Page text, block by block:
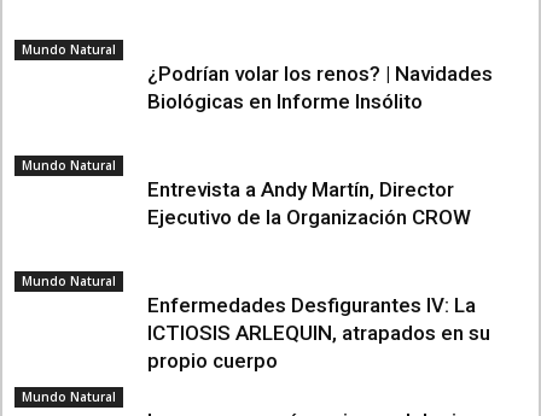
Mundo Natural
¿Podrían volar los renos? | Navidades
Biológicas en Informe Insólito
Mundo Natural
Entrevista a Andy Martín, Director
Ejecutivo de la Organización CROW
Mundo Natural
Enfermedades Desfigurantes IV: La
ICTIOSIS ARLEQUIN, atrapados en su
propio cuerpo
Mundo Natural